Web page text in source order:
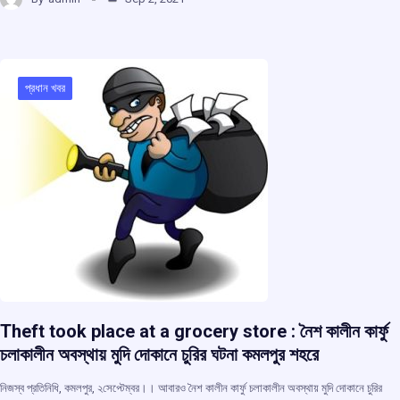
ce
o
o
k
at
p
p
প্রধান খবর
Theft took place at a grocery store : নৈশ কালীন কার্ফু
চলাকালীন অবস্থায় মুদি দোকানে চুরির ঘটনা কমলপুর শহরে
নিজস্ব প্রতিনিধি, কমলপুর, ২সেপ্টেম্বর।। আবারও নৈশ কালীন কার্ফু চলাকালীন অবস্থায় মুদি দোকানে চুরির